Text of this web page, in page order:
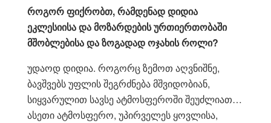
როგორ ფიქრობთ, რამდენად დიდია
ეკლესიისა და მოზარდების ურთიერთობაში
მშობლებისა და ზოგადად ოჯახის როლი?
უდაოდ დიდია. როგორც ზემოთ აღვნიშნე,
ბავშვებს უფლის შეგრძნება მშვიდობიან,
სიყვარულით სავსე ატმოსფეროში შეუძლიათ…
ასეთი ატმოსფერო, უპირველეს ყოვლისა,